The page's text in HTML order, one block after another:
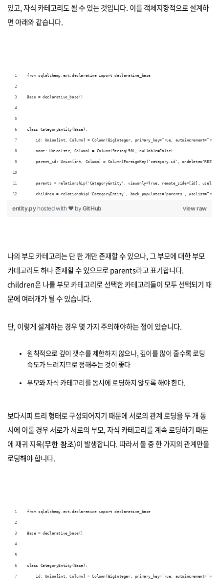
있고, 자식 카테고리도 될 수 있는 것입니다. 이를 객체지향적으로 설계하
면 아래와 같습니다.
from sqlalchemy.ext.declarative import declarative_base
Base = declarative_base()
class CategoryEntity(Base):
    id: Union[int, Column] = Column(BigInteger, primary_key=True, autoincrement=True)
    name: Union[str, Column] = Column(String(50), nullable=False)
parent_id: Union[int, Column] = Column(ForeignKey('category.id',
parents = relationship('CategoryEntity', viewonly=True, remote_side=[id],
    children = relationship('CategoryEntity', back_populates='parents', uselist=True)
view raw
entity.py hosted with ❤ byGitHub
나의 부모 카테고리는 단 한 개만 존재할 수 있으나, 그 부모에 대한 부모
카테고리도 하나 존재할 수 있으므로 parents라고 표기합니다.
children은 나를 부모 카테고리로 선택한 카테고리들이 모두 선택되기 때
문에 여러개가 될 수 있습니다.
단, 이렇게 설계하는 경우 몇 가지 주의해야하는 점이 있습니다.
원칙적으로 깊이 갯수를 제한하지 않으나, 깊이를 많이 줄수록 로딩
속도가 느려지므로 정해주는 것이 좋다
부모와 자식 카테고리를 동시에 로딩하지 않도록 해야 한다.
보다시피 트리 형태로 구성되어지기 때문에 서로의 관계 로딩을 두 개 동
시에 이룰 경우 서로가 서로의 부모, 자식 카테고리를 계속 로딩하기 때문
에 재귀 지옥(무한 참조)이 발생합니다. 따라서 둘 중 한 가지의 관계만을
로딩해야 합니다.
from sqlalchemy.ext.declarative import declarative_base
Base = declarative_base()
class CategoryEntity(Base):
    id: Union[int, Column] = Column(BigInteger, primary_key=True, autoincrement=True)